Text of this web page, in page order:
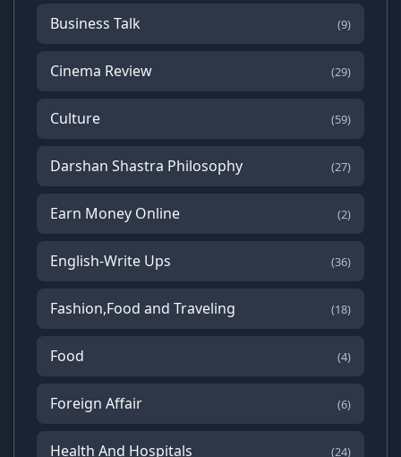
Business Talk (9)
Cinema Review (29)
Culture (59)
Darshan Shastra Philosophy (27)
Earn Money Online (2)
English-Write Ups (36)
Fashion,Food and Traveling (18)
Food (4)
Foreign Affair (6)
Health And Hospitals (24)